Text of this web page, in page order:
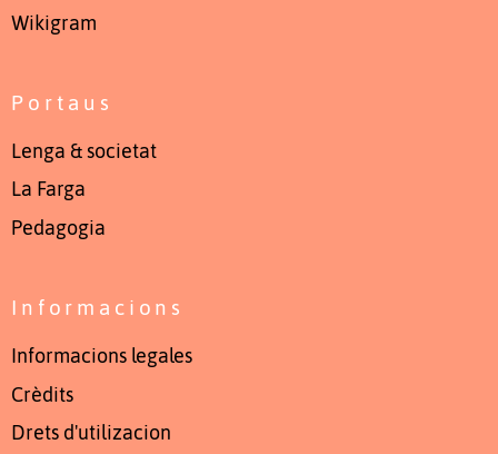
Wikigram
Portaus
Lenga & societat
La Farga
Pedagogia
Informacions
Informacions legales
Crèdits
Drets d'utilizacion